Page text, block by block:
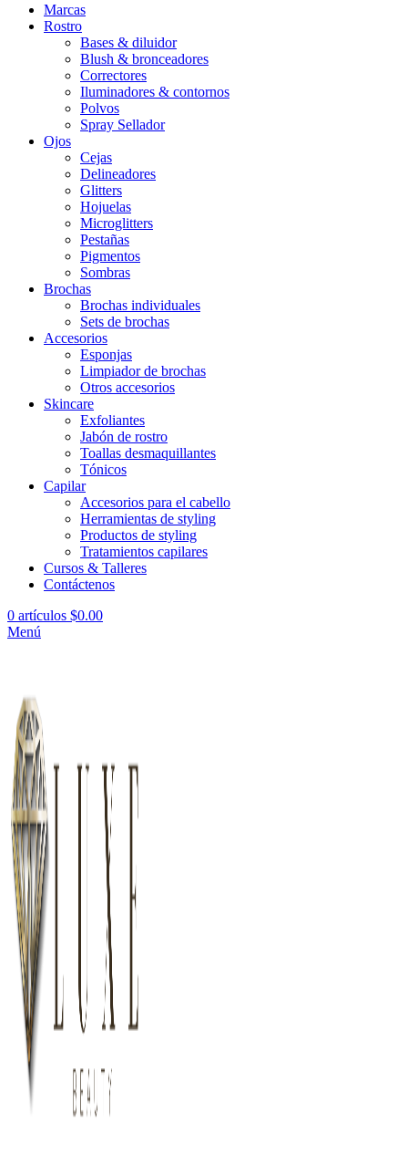
Marcas
Rostro
Bases & diluidor
Blush & bronceadores
Correctores
Iluminadores & contornos
Polvos
Spray Sellador
Ojos
Cejas
Delineadores
Glitters
Hojuelas
Microglitters
Pestañas
Pigmentos
Sombras
Brochas
Brochas individuales
Sets de brochas
Accesorios
Esponjas
Limpiador de brochas
Otros accesorios
Skincare
Exfoliantes
Jabón de rostro
Toallas desmaquillantes
Tónicos
Capilar
Accesorios para el cabello
Herramientas de styling
Productos de styling
Tratamientos capilares
Cursos & Talleres
Contáctenos
0 artículos $0.00
Menú